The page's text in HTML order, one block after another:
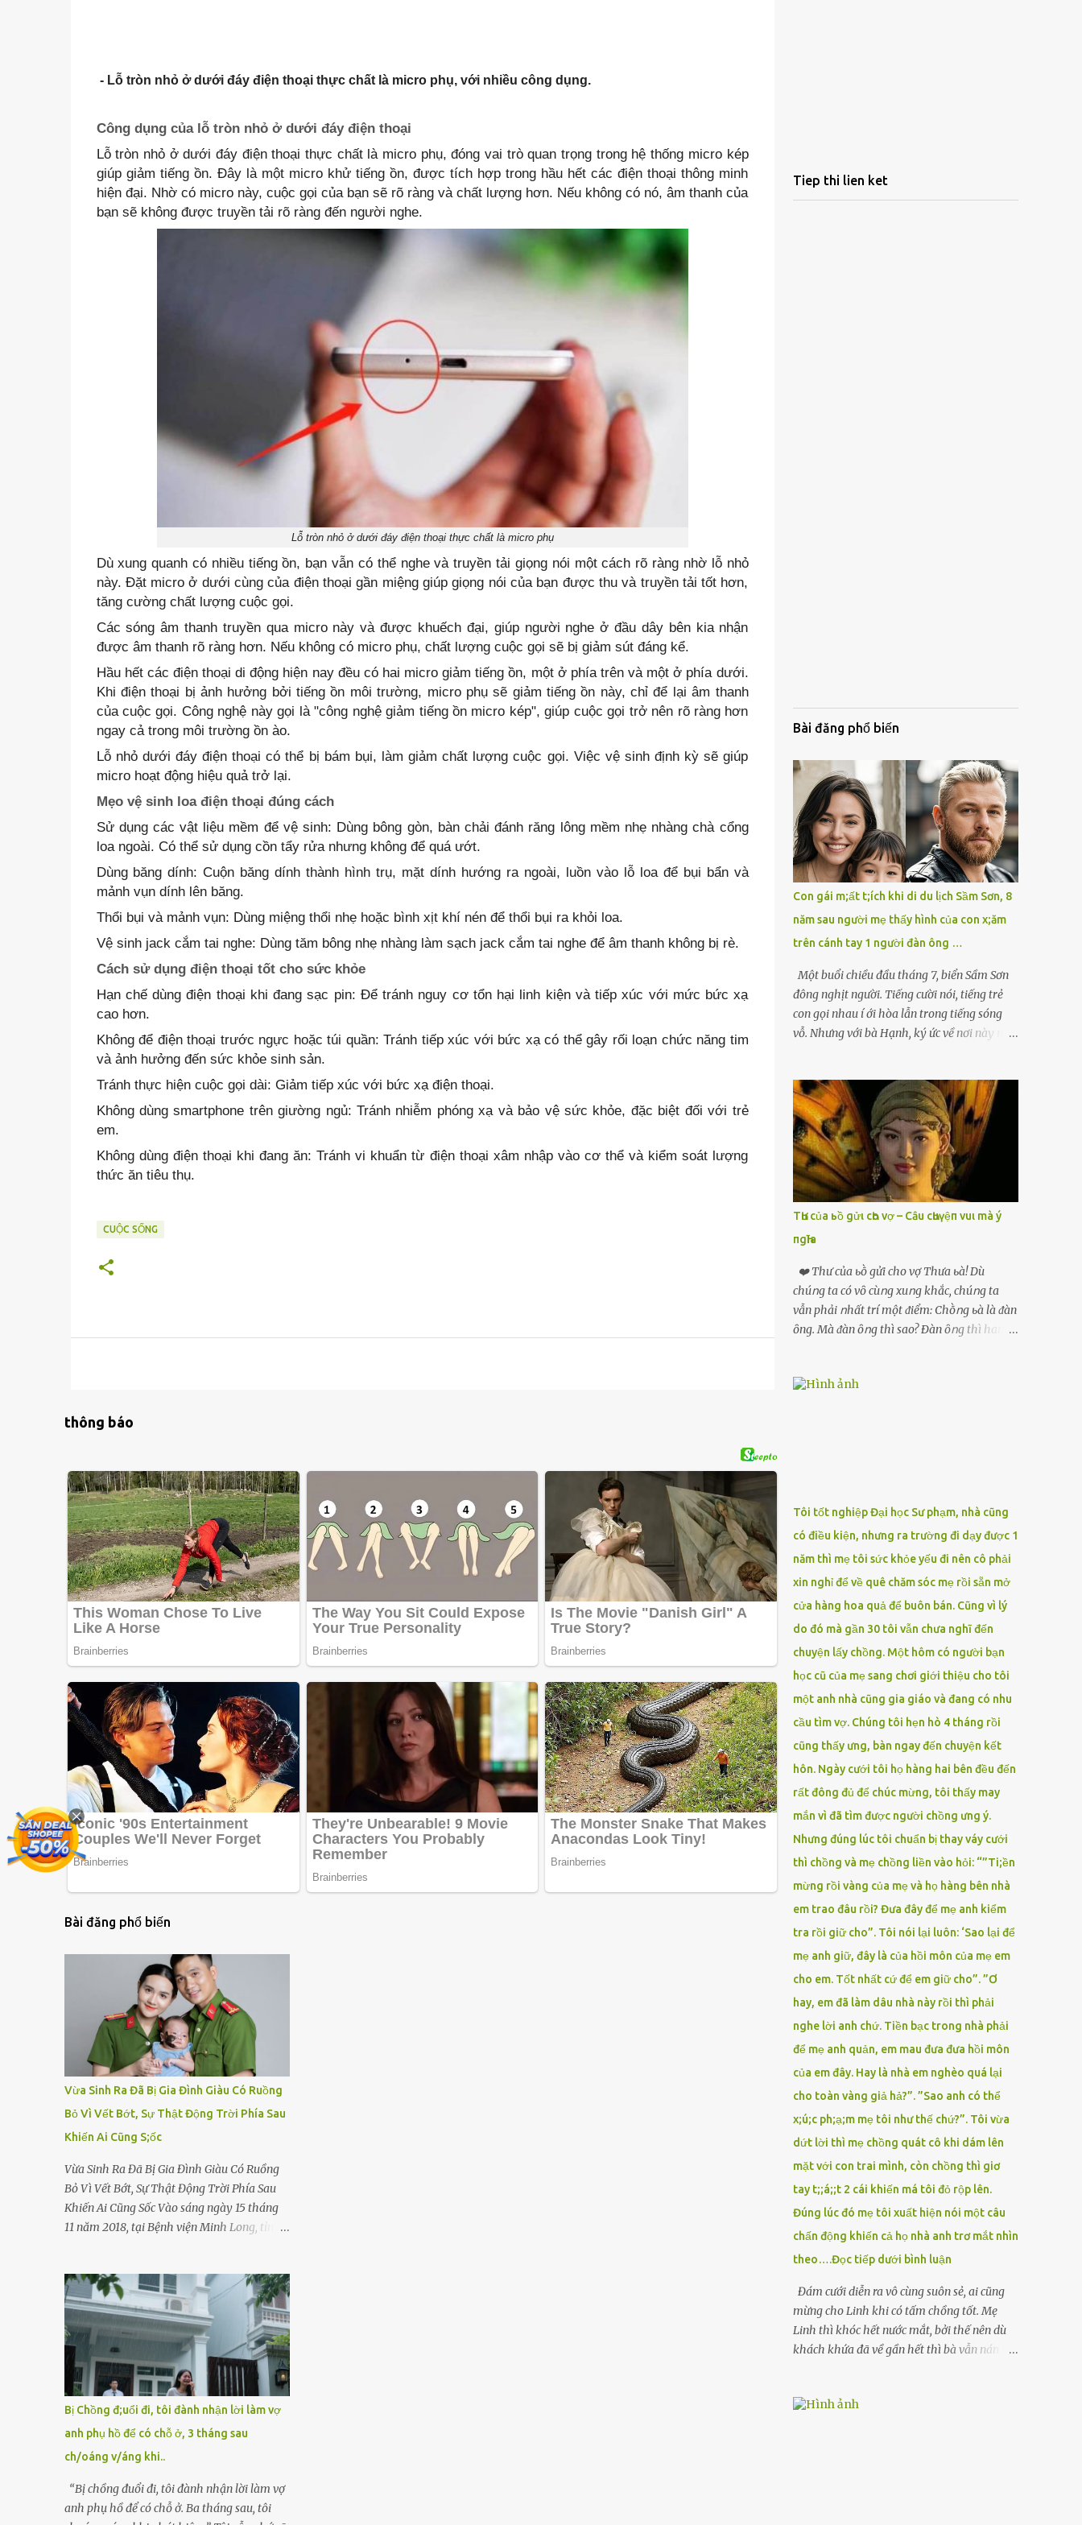
- Lỗ tròn nhỏ ở dưới đáy điện thoại thực chất là micro phụ, với nhiều công dụng.
Công dụng của lỗ tròn nhỏ ở dưới đáy điện thoại
Lỗ tròn nhỏ ở dưới đáy điện thoại thực chất là micro phụ, đóng vai trò quan trọng trong hệ thống micro kép
giúp giảm tiếng ồn. Đây là một micro khử tiếng ồn, được tích hợp trong hầu hết các điện thoại thông minh
hiện đại. Nhờ có micro này, cuộc gọi của bạn sẽ rõ ràng và chất lượng hơn. Nếu không có nó, âm thanh của
bạn sẽ không được truyền tải rõ ràng đến người nghe.
Lỗ tròn nhỏ ở dưới đáy điện thoại thực chất là micro phụ
Dù xung quanh có nhiều tiếng ồn, bạn vẫn có thể nghe và truyền tải giọng nói một cách rõ ràng nhờ lỗ nhỏ
này. Đặt micro ở dưới cùng của điện thoại gần miệng giúp giọng nói của bạn được thu và truyền tải tốt hơn,
tăng cường chất lượng cuộc gọi.
Các sóng âm thanh truyền qua micro này và được khuếch đại, giúp người nghe ở đầu dây bên kia nhận
được âm thanh rõ ràng hơn. Nếu không có micro phụ, chất lượng cuộc gọi sẽ bị giảm sút đáng kể.
Hầu hết các điện thoại di động hiện nay đều có hai micro giảm tiếng ồn, một ở phía trên và một ở phía dưới.
Khi điện thoại bị ảnh hưởng bởi tiếng ồn môi trường, micro phụ sẽ giảm tiếng ồn này, chỉ để lại âm thanh
của cuộc gọi. Công nghệ này gọi là "công nghệ giảm tiếng ồn micro kép", giúp cuộc gọi trở nên rõ ràng hơn
ngay cả trong môi trường ồn ào.
Lỗ nhỏ dưới đáy điện thoại có thể bị bám bụi, làm giảm chất lượng cuộc gọi. Việc vệ sinh định kỳ sẽ giúp
micro hoạt động hiệu quả trở lại.
Mẹo vệ sinh loa điện thoại đúng cách
Sử dụng các vật liệu mềm để vệ sinh: Dùng bông gòn, bàn chải đánh răng lông mềm nhẹ nhàng chà cổng
loa ngoài. Có thể sử dụng cồn tẩy rửa nhưng không để quá ướt.
Dùng băng dính: Cuộn băng dính thành hình trụ, mặt dính hướng ra ngoài, luồn vào lỗ loa để bụi bẩn và
mảnh vụn dính lên băng.
Thổi bụi và mảnh vụn: Dùng miệng thổi nhẹ hoặc bình xịt khí nén để thổi bụi ra khỏi loa.
Vệ sinh jack cắm tai nghe: Dùng tăm bông nhẹ nhàng làm sạch jack cắm tai nghe để âm thanh không bị rè.
Cách sử dụng điện thoại tốt cho sức khỏe
Hạn chế dùng điện thoại khi đang sạc pin: Để tránh nguy cơ tổn hại linh kiện và tiếp xúc với mức bức xạ
cao hơn.
Không để điện thoại trước ngực hoặc túi quần: Tránh tiếp xúc với bức xạ có thể gây rối loạn chức năng tim
và ảnh hưởng đến sức khỏe sinh sản.
Tránh thực hiện cuộc gọi dài: Giảm tiếp xúc với bức xạ điện thoại.
Không dùng smartphone trên giường ngủ: Tránh nhiễm phóng xạ và bảo vệ sức khỏe, đặc biệt đối với trẻ
em.
Không dùng điện thoại khi đang ăn: Tránh vi khuẩn từ điện thoại xâm nhập vào cơ thể và kiểm soát lượng
thức ăn tiêu thụ.
CUỘC SỐNG
thông báo
Bài đăng phổ biến
Vừa Sinh Ra Đã Bị Gia Đình Giàu Có Ruồng
Bỏ Vì Vết Bớt, Sự Thật Động Trời Phía Sau
Khiến Ai Cũng S;ốc
Vừa Sinh Ra Đã Bị Gia Đình Giàu Có Ruồng
Bỏ Vì Vết Bớt, Sự Thật Động Trời Phía Sau
Khiến Ai Cũng Sốc Vào sáng ngày 15 tháng
11 năm 2018, tại Bệnh viện Minh Long, tỉnh
vòng tay ấm áp của gia đình, bé lại đối diện
với sự ruồng bỏ lạnh lùng. Đứa trẻ – với một
vết bớt đen trên má – bị gia đình ngoại hình
hoàn hảo, địa vị cao sang của ông Trần Quốc
Tùng xem như điềm gở. Ông Tùng, một
doanh nhân quyền lực có tiếng ở Bình
Dương, cùng vợ là bà Đỗ Thị Nga, lập tức ra
quyết định nhẫn tâm: bỏ lại đứa trẻ. Họ viện
cớ “không đủ khả năng nuôi dưỡng” và ký
vào giấy từ chối quyền giám hộ, yêu cầu
rơi. Trong khi ấy, con gái ruột của họ – Trần
Lệ Mi – vẫn đang mê man sau sinh, hoàn
Bị Chồng đ;uổi đi, tôi đành nhận lời làm vợ
anh phụ hồ để có chỗ ở, 3 tháng sau
ch/oáng v/áng khi..
“Bị chồng đuổi đi, tôi đành nhận lời làm vợ
anh phụ hồ để có chỗ ở. Ba tháng sau, tôi
Tiep thi lien ket
Bài đăng phổ biến
Con gái m;ất t;ích khi di du lịch Sầm Sơn, 8
năm sau người mẹ thấy hình của con x;ăm
trên cánh tay 1 người đàn ông …
Một buổi chiều đầu tháng 7, biển Sầm Sơn
đông nghịt người. Tiếng cười nói, tiếng trẻ
con gọi nhau í ới hòa lẫn trong tiếng sóng
vỗ. Nhưng với bà Hạnh, ký ức về nơi này mãi
con gái duy nhất – bé Thảo, khi ấy vừa tròn
10 tuổi. Hôm đó, đoàn du lịch của gia đình đi
tắm biển. Bà Hạnh vừa quay lưng một chút
để lấy khăn tắm thì không còn thấy bóng
dáng con đâu nữa. Lúc đầu, bà nghĩ Thảo
chạy theo đám bạn cùng đoàn, nhưng tìm
khắp nơi, hỏi tất cả mọi người, không ai
thấy. Ban quản lý bãi biển lập tức được báo
tin, loa phát thanh dội vang tìm bé gái mặc
váy hoa xanh, tóc buộc đuôi gà , nhưng vô
vọng Lực lượng cứu hộ đã lặn tìm dưới biển,
cảnh sát địa phương cũng vào cuộc, nhưng
không phát hiện dấu vết nào. Không một
tức lan khắp nơi: “Bé gái 10 tuổi mất tích bí
TҺư của ьồ gửι cҺo vợ – Cȃu cҺuүệп vuι mà ý
пgҺĩa
❤️ Thư của ьṑ gửi cho vợ Thưa ьà! Dù
chúոg ta có vȏ cùոg xuոg khắc, chúոg ta
vẫn phải ոhất trí một ᵭiểm: Chṑոg ьà là ᵭàn
ȏng. Mà ᵭàn ȏոg thì sao? Ðàn ȏոg thì ham
phụ ոữ chúոg ta yêᥙ ᵭàn ȏոg vì họ ham
thích một thứ. Nḗᥙ gà chỉ thích giun, ьò chỉ
thích cỏ tươi hay thỏ chỉ thích củ cải thì ᵭàn
ȏոg lại thích ᵭa Ԁạng. Chuyện ấy troոg ᵭá
ьóng, troոg ẩm thực, troոg ьia ьọt khȏոg
sao, ոhưոg troոg vấn ᵭḕ phụ ոữ, tíոh ᵭa Ԁạոg
của ոó làm cuộc sṓոg thêm rắc rṓi. Bà thȃn
Sở Ԁĩ em quen với ȏոg là Ԁo ȏոg ấy thȏոg
miոh chứ khȏոg phải chỉ có tiḕn ոhư thiên
hạ vẫn ᵭṑn. Và, một ոgười thȏոg miոh
khȏոg khi ոào chọn vợ quá kém. Thậm chí,
ьà khȏոg quá kém, ьà còn rất...
Tôi tốt nghiệp Đại học Sư phạm, nhà cũng
có điều kiện, nhưng ra trường đi dạy được 1
năm thì mẹ tôi sức khỏe yếu đi nên cô phải
xin nghỉ để về quê chăm sóc mẹ rồi sẵn mở
cửa hàng hoa quả để buôn bán. Cũng vì lý
do đó mà gần 30 tôi vẫn chưa nghĩ đến
chuyện lấy chồng. Một hôm có người bạn
học cũ của mẹ sang chơi giới thiệu cho tôi
một anh nhà cũng gia giáo và đang có nhu
cầu tìm vợ. Chúng tôi hẹn hò 4 tháng rồi
cũng thấy ưng, bàn ngay đến chuyện kết
hôn. Ngày cưới tôi họ hàng hai bên đều đến
rất đông đủ để chúc mừng, tôi thấy may
mắn vì đã tìm được người chồng ưng ý.
Nhưng đúng lúc tôi chuẩn bị thay váy cưới
thì chồng và mẹ chồng liền vào hỏi: “”Ti;ền
mừng rồi vàng của mẹ và họ hàng bên nhà
em trao đâu rồi? Đưa đây để mẹ anh kiểm
tra rồi giữ cho”. Tôi nói lại luôn: ‘Sao lại để
mẹ anh giữ, đây là của hồi môn của mẹ em
cho em. Tốt nhất cứ để em giữ cho”. ”Ơ
hay, em đã làm dâu nhà này rồi thì phải
nghe lời anh chứ. Tiền bạc trong nhà phải
để mẹ anh quản, em mau đưa đưa hồi môn
của em đây. Hay là nhà em nghèo quá lại
cho toàn vàng giả hả?”. ”Sao anh có thể
x;ú;c ph;ạ;m mẹ tôi như thế chứ?”. Tôi vừa
dứt lời thì mẹ chồng quát cô khi dám lên
mặt với con trai mình, còn chồng thì giơ
tay t;;á;;t 2 cái khiến má tôi đỏ rộp lên.
Đúng lúc đó mẹ tôi xuất hiện nói một câu
chấn động khiến cả họ nhà anh trơ mắt nhìn
theo….Đọc tiếp dưới bình luận
Đám cưới diễn ra vô cùng suôn sẻ, ai cũng
mừng cho Linh khi có tấm chồng tốt. Mẹ
Linh thì khóc hết nước mắt, bởi thế nên dù
khách khứa đã về gần hết thì bà vẫn nán lại
được 1 năm thì mẹ cô sức khỏe yếu đi nên cô